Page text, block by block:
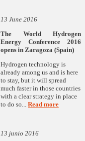
13 June 2016
The World Hydrogen
Energy Conference 2016
opens in Zaragoza (Spain)
Hydrogen technology is
already among us and is here
to stay, but it will spread
much faster in those countries
with a clear strategy in place
to do so... Read more
13 junio 2016